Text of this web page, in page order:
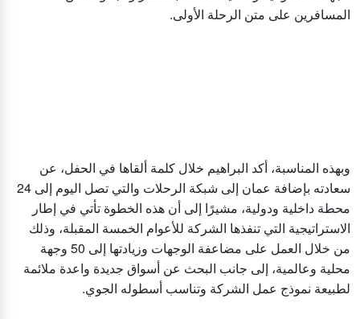
المسافرين على متن الرحلة الأولى.
وبهذه المناسبة، أكد البراهيم خلال كلمة ألقاها في الحفل، عن
سعادته بإضافة عمان إلى شبكة الرحلات والتي تصل اليوم إلى 24
محطة داخلية ودولية، مشيرًا إلى أن هذه الخطوة تأتي في إطار
الاستراتيجية التي تنفذها الشركة للأعوام الخمسة المقبلة، وذلك
من خلال العمل على مضاعفة الوجهات وزيادتها إلى 50 وجهة
محلية وعالمية، إلى جانب البحث عن أسواق جديدة واعدة ملائمة
لطبيعة نموذج عمل الشركة وتناسب أسطوله الجوي.